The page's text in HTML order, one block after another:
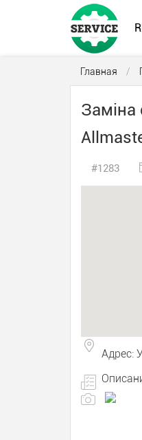
Главная /
Заміна
#1283
Адрес: